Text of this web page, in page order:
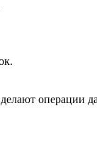
операции